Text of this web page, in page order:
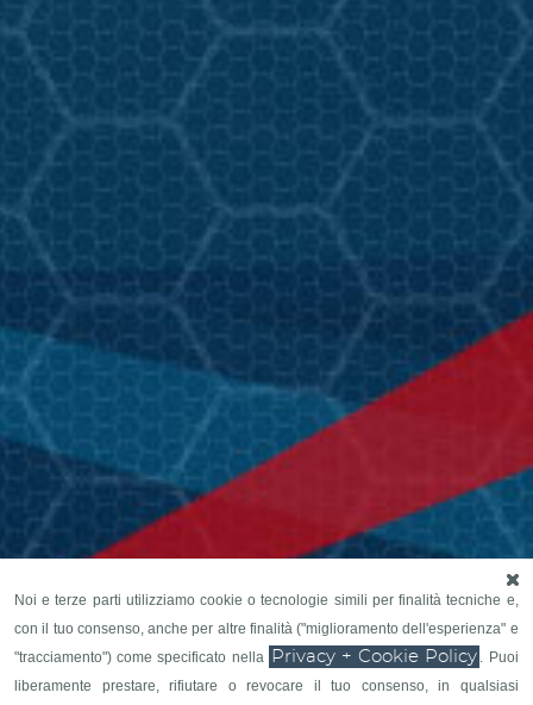
Noi e terze parti utilizziamo cookie o tecnologie simili per finalità tecniche e,
con il tuo consenso, anche per altre finalità ("miglioramento dell'esperienza" e
"tracciamento") come specificato nella Privacy + Cookie Policy . Puoi
liberamente prestare, rifiutare o revocare il tuo consenso, in qualsiasi